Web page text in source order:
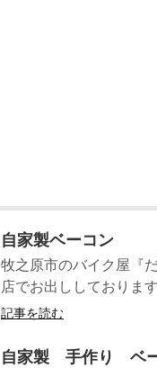
自家製ベーコン
牧之原市のバイク屋『
店でお出ししておりま
記事を読む
自家製 手作り ベ